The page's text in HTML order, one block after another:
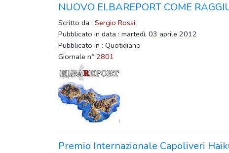
NUOVO ELBAREPORT COME
Scritto da : Sergio Rossi
Pubblicato in data : martedì, 03 aprile 2012
Pubblicato in : Quotidiano
Giornale n° 2801
Premio Internazionale Capoliveri